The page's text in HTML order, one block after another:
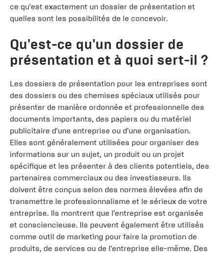
ce qu'est exactement un dossier de présentation et
quelles sont les possibilités de le concevoir.
Qu'est-ce qu'un dossier de
présentation et à quoi sert-il ?
Les dossiers de présentation pour les entreprises sont
des dossiers ou des chemises spéciaux utilisés pour
présenter de manière ordonnée et professionnelle des
documents importants, des papiers ou du matériel
publicitaire d'une entreprise ou d'une organisation.
Elles sont généralement utilisées pour organiser des
informations sur un sujet, un produit ou un projet
spécifique et les présenter à des clients potentiels, des
partenaires commerciaux ou des investisseurs. Ils
doivent être conçus selon des normes élevées afin de
transmettre le professionnalisme et le sérieux de votre
entreprise. Ils montrent que l'entreprise est organisée
et consciencieuse. Ils peuvent également être utilisés
comme outil de marketing pour faire la promotion de
produits, de services ou de l'entreprise elle-même. Des